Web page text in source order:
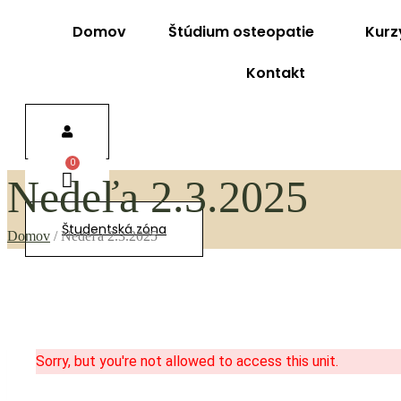
Domov Štúdium osteopatie
Kontakt
Študentská zóna
Nedeľa 2.3.2025
Domov / Nedeľa 2.3.2025
Sorry, but you're not allowed to access this unit.